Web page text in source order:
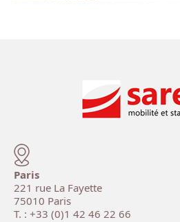
Paris
221 rue La Fayette
75010 Paris
T. : +33 (0)1 42 46 22 66